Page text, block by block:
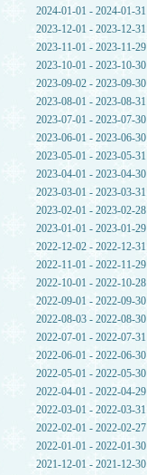
2024-01-01 - 2024-01-31
2023-12-01 - 2023-12-31
2023-11-01 - 2023-11-29
2023-10-01 - 2023-10-30
2023-09-02 - 2023-09-30
2023-08-01 - 2023-08-31
2023-07-01 - 2023-07-30
2023-06-01 - 2023-06-30
2023-05-01 - 2023-05-31
2023-04-01 - 2023-04-30
2023-03-01 - 2023-03-31
2023-02-01 - 2023-02-28
2023-01-01 - 2023-01-29
2022-12-02 - 2022-12-31
2022-11-01 - 2022-11-29
2022-10-01 - 2022-10-28
2022-09-01 - 2022-09-30
2022-08-03 - 2022-08-30
2022-07-01 - 2022-07-31
2022-06-01 - 2022-06-30
2022-05-01 - 2022-05-30
2022-04-01 - 2022-04-29
2022-03-01 - 2022-03-31
2022-02-01 - 2022-02-27
2022-01-01 - 2022-01-30
2021-12-01 - 2021-12-30